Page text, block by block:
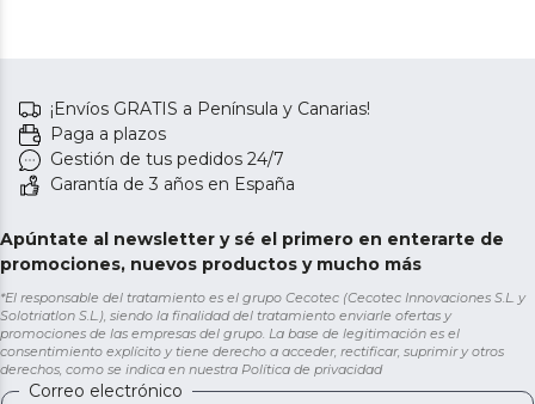
¡Envíos GRATIS a Península y Canarias!
Paga a plazos
Gestión de tus pedidos 24/7
Garantía de 3 años en España
Apúntate al newsletter y sé el primero en enterarte de
promociones, nuevos productos y mucho más
*El responsable del tratamiento es el grupo Cecotec (Cecotec Innovaciones S.L. y
Solotriatlon S.L.), siendo la finalidad del tratamiento enviarle ofertas y
promociones de las empresas del grupo. La base de legitimación es el
consentimiento explícito y tiene derecho a acceder, rectificar, suprimir y otros
derechos, como se indica en nuestra Política de privacidad
Correo electrónico